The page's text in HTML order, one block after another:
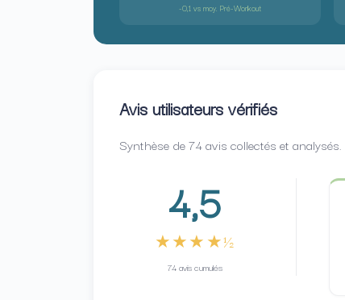
-0,1 vs moy. Pré-Workout
Avis utilisateurs vérifiés
Synthèse de 74 avis collectés et analysés.
4,5
★★★★½
74 avis cumulés